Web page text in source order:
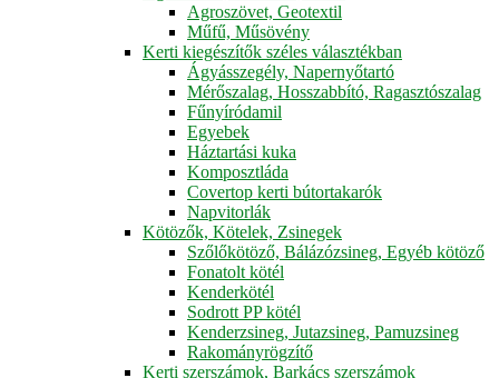
Agroszövet, Geotextil
Műfű, Műsövény
Kerti kiegészítők széles választékban
Ágyásszegély, Napernyőtartó
Mérőszalag, Hosszabbító, Ragasztószalag
Fűnyíródamil
Egyebek
Háztartási kuka
Komposztláda
Covertop kerti bútortakarók
Napvitorlák
Kötözők, Kötelek, Zsinegek
Szőlőkötöző, Bálázózsineg, Egyéb kötöző
Fonatolt kötél
Kenderkötél
Sodrott PP kötél
Kenderzsineg, Jutazsineg, Pamuzsineg
Rakományrögzítő
Kerti szerszámok, Barkács szerszámok